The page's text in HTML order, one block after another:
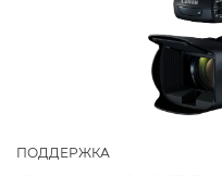
ПОДДЕРЖКА